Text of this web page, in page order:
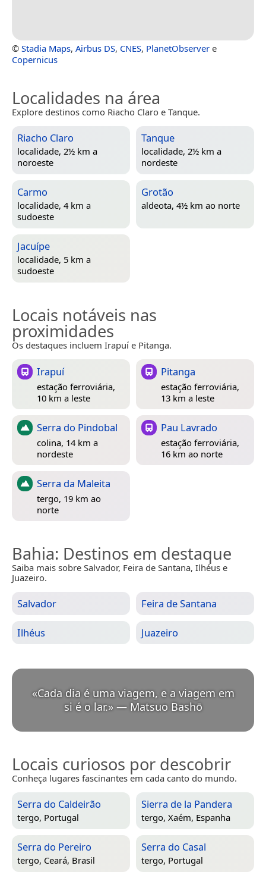
© Stadia Maps, Airbus DS, CNES, PlanetObserver e
Copernicus
Localidades na área
Explore destinos como Riacho Claro e Tanque.
Riacho Claro
localidade, 2½ km a
noroeste
Tanque
localidade, 2½ km a
nordeste
Carmo
localidade, 4 km a
sudoeste
Grotão
aldeota, 4½ km ao norte
Jacuípe
localidade, 5 km a
sudoeste
Locais notáveis nas
proximidades
Os destaques incluem Irapuí e Pitanga.
Irapuí
estação ferroviária,
10 km a leste
Pitanga
estação ferroviária,
13 km a leste
Serra do Pindobal
colina, 14 km a
nordeste
Pau Lavrado
estação ferroviária,
16 km ao norte
Serra da Maleita
tergo, 19 km ao
norte
Bahia: Destinos em destaque
Saiba mais sobre Salvador, Feira de Santana, Ilhéus e
Juazeiro.
Salvador Feira de Santana
Ilhéus Juazeiro
«Cada dia é uma viagem, e a viagem em
si é o lar.» — Matsuo Bashō
Locais curiosos por descobrir
Conheça lugares fascinantes em cada canto do mundo.
Serra do Caldeirão
tergo, Portugal
Sierra de la Pandera
tergo, Xaém, Espanha
Serra do Pereiro
tergo, Ceará, Brasil
Serra do Casal
tergo, Portugal